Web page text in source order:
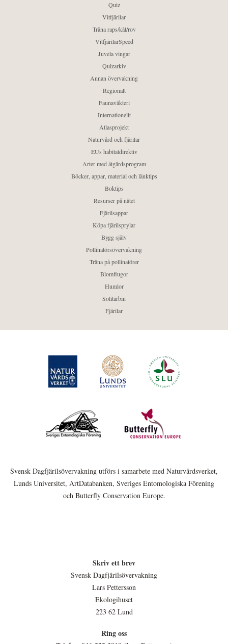
Quiz
Vitfjärilar
Träna raps/kål/rov
VitfjärilarSpeed
Juvela vingar
Quizarkiv
Annan övervakning
Regionalt
Faunaväkteri
Internationellt
Atlasprojekt
Naturvård och fjärilar
EUs habitatdirektiv
Arter med åtgärdsprogram
Böcker, appar, material och länktips
Boktips
Resurser på nätet
Fjärilsappar
Köpa fjärilsprylar
Bygg själv
Pollinatörsövervakning
Träna på pollinatörer
Blomflugor
Humlor
Solitärbin
Fjärilar
Svensk Dagfjärilsövervakning utförs i samarbete med Naturvårdsverket,
Lunds Universitet, ArtDatabanken, Sveriges Entomologiska Förening
och Butterfly Conservation Europe.
Skriv ett brev
Svensk Dagfjärilsövervakning
Lars Pettersson
Ekologihuset
223 62 Lund
Ring oss